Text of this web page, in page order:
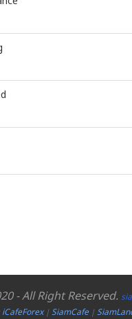
- All Right Reserved.
iCafeForex|SiamCafe|